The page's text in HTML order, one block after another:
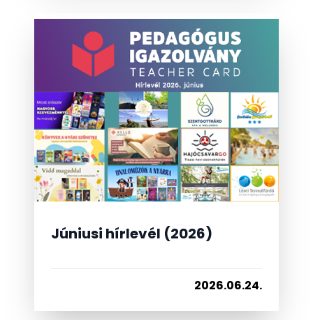
Júniusi hírlevél (2026)
2026.06.24.